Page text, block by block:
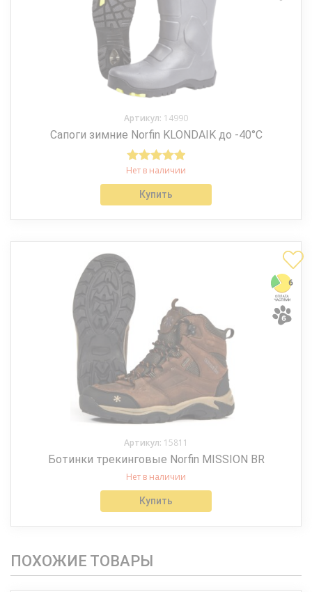
Артикул: 14990
Сапоги зимние Norfin KLONDAIK до -40°С
Оценка5.00
Нет в наличии
Купить
Артикул: 15811
Ботинки трекинговые Norfin MISSION BR
Нет в наличии
Купить
ПОХОЖИЕ ТОВАРЫ